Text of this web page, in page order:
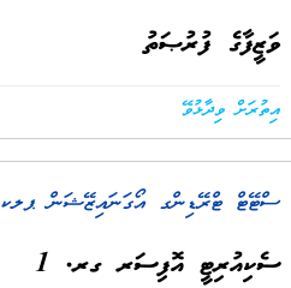
ވަޒީފާގެ ފުރުޞަތު
އިތުރަށް ވިދާޅުވޭ
ސްޓޭޓް ޓްރޭޑިންގ އޯގަނައިޒޭޝަން ޕލކ
ސެކިއުރިޓީ އޮފިސަރ ގރ. 1